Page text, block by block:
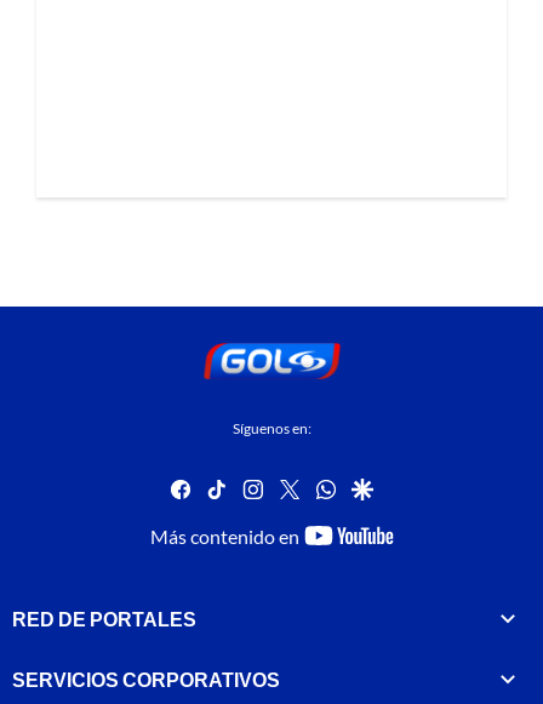
Síguenos en:
facebook
tiktok instagram
twitterwhatsapp
google
Más contenido en
youtube-
RED DE PORTALES
SERVICIOS CORPORATIVOS